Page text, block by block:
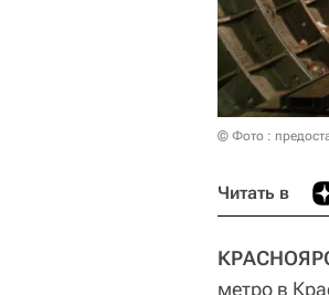
© Фото :
Читать в
метро в